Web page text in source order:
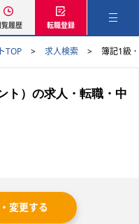
覧履歴 転職登録
TOP 求人検索 簿記1級
ト）の求人・転職・中
変更する